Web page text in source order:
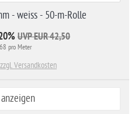
- weiss - 50-m-Rolle
UVP EUR 42,50
pro Meter
zzgl. Versandkosten